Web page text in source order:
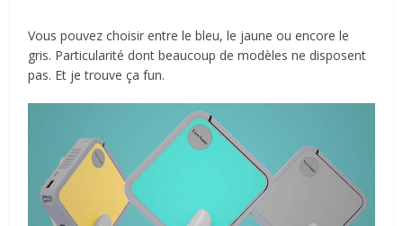
Vous pouvez choisir entre le bleu, le jaune ou encore le
gris. Particularité dont beaucoup de modèles ne disposent
pas. Et je trouve ça fun.